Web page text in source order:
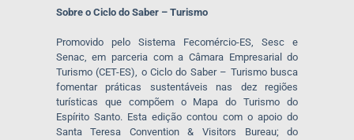
Sobre o Ciclo do Saber – Turismo
Promovido pelo Sistema Fecomércio-ES, Sesc e
Senac, em parceria com a Câmara Empresarial do
Turismo (CET-ES), o Ciclo do Saber – Turismo busca
fomentar práticas sustentáveis nas dez regiões
turísticas que compõem o Mapa do Turismo do
Espírito Santo. Esta edição contou com o apoio do
Santa Teresa Convention & Visitors Bureau; do